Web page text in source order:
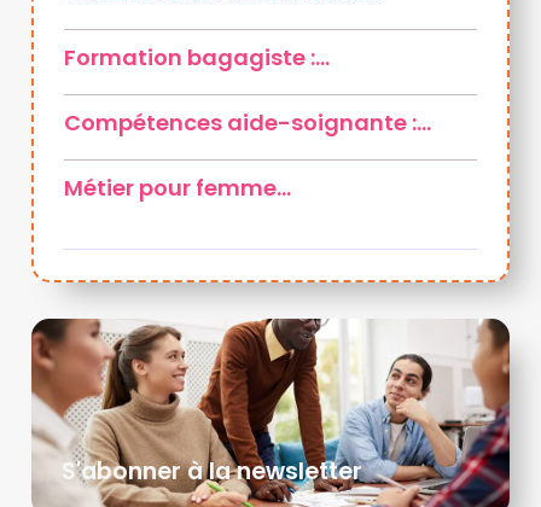
Formation bagagiste :…
Compétences aide-soignante :…
Métier pour femme…
S'abonner à la newsletter